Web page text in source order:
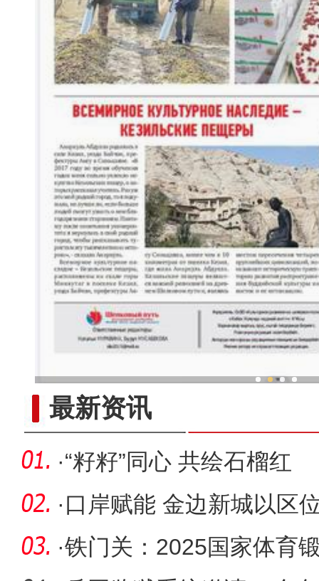
最新资讯
·“籽籽”同心 共绘石榴红
·口岸赋能 金边新城以区
量发展
·铁门关：2025国家体育